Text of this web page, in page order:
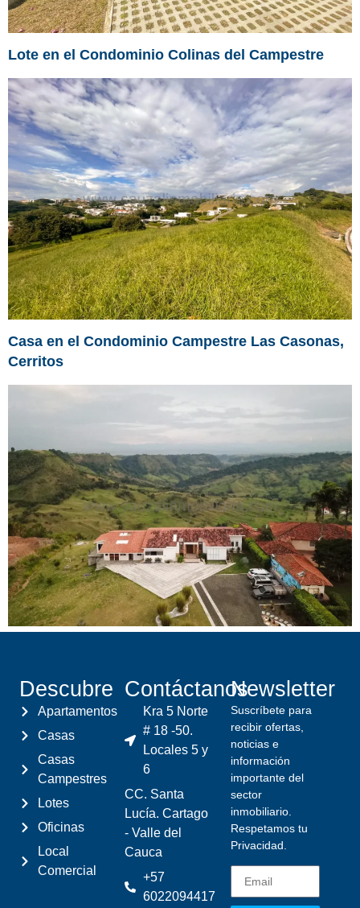
Lote en el Condominio Colinas del Campestre
Casa en el Condominio Campestre Las Casonas,
Cerritos
Descubre
Apartamentos
Casas
Casas
Campestres
Lotes
Oficinas
Local
Comercial
Contáctanos
Kra 5 Norte
# 18 -50.
Locales 5 y
6
CC. Santa
Lucía. Cartago
- Valle del
Cauca
+57
6022094417
Newsletter
Suscríbete para
recibir ofertas,
noticias e
información
importante del
sector
inmobiliario.
Respetamos tu
Privacidad.